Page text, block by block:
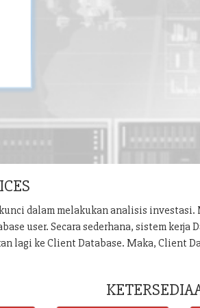
dalam melakukan analisis
user. Secara sederhana, sistem
lagi ke Client Database. Maka, Client